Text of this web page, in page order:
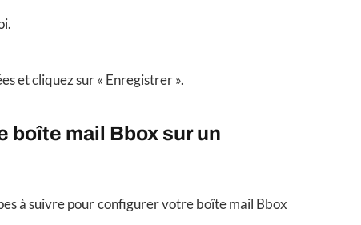
et cliquez sur « Enregistrer ».
boîte mail Bbox sur un
à suivre pour configurer votre boîte mail Bbox